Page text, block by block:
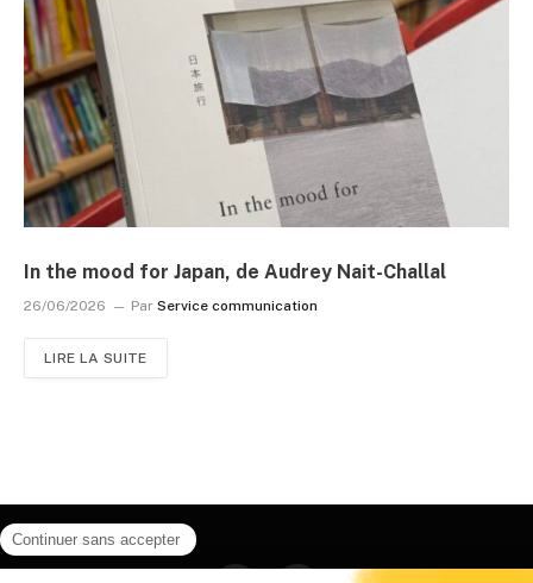
In the mood for Japan, de Audrey Nait-Challal
26/06/2026 Par Service communication
LIRE LA SUITE